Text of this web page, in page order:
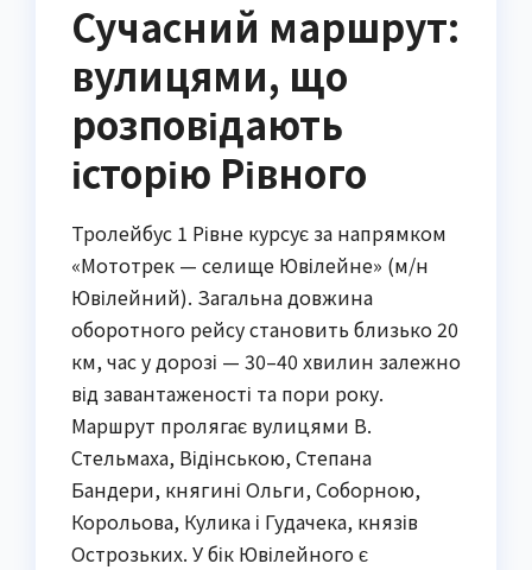
Сучасний маршрут:
вулицями, що
розповідають
історію Рівного
Тролейбус 1 Рівне курсує за напрямком
«Мототрек — селище Ювілейне» (м/н
Ювілейний). Загальна довжина
оборотного рейсу становить близько 20
км, час у дорозі — 30–40 хвилин залежно
від завантаженості та пори року.
Маршрут пролягає вулицями В.
Стельмаха, Відінською, Степана
Бандери, княгині Ольги, Соборною,
Корольова, Кулика і Гудачека, князів
Острозьких. У бік Ювілейного є